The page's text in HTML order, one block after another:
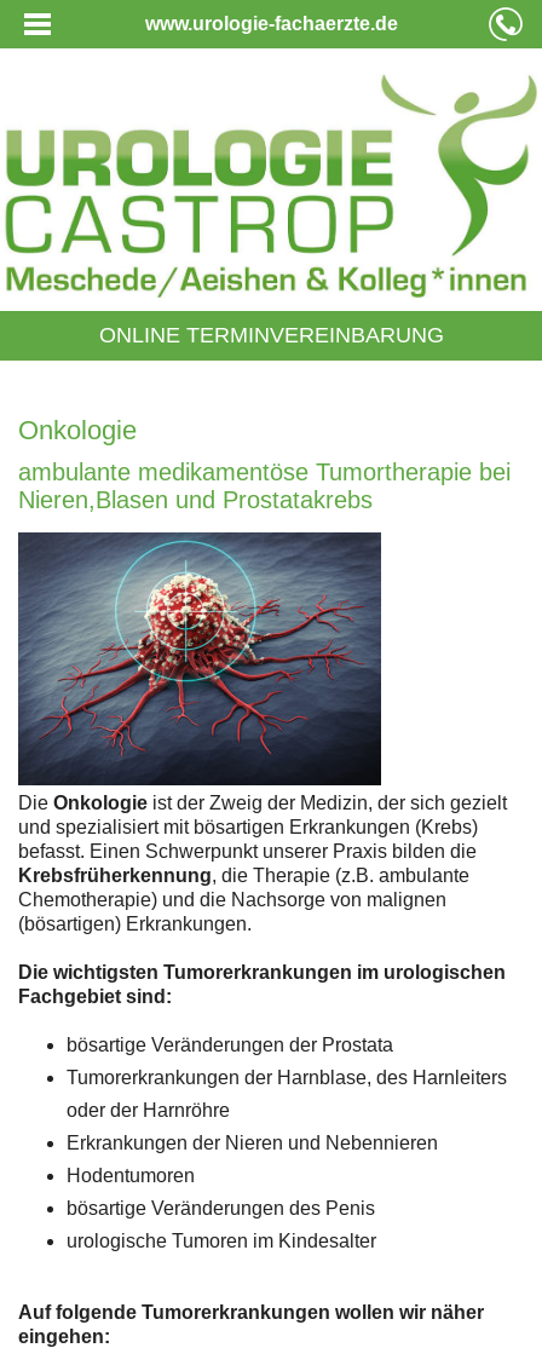
www.urologie-fachaerzte.de
ONLINE TERMINVEREINBARUNG
Onkologie
ambulante medikamentöse Tumortherapie bei
Nieren,Blasen und Prostatakrebs
Die Onkologie ist der Zweig der Medizin, der sich gezielt
und spezialisiert mit bösartigen Erkrankungen (Krebs)
befasst. Einen Schwerpunkt unserer Praxis bilden die
Krebsfrüherkennung, die Therapie (z.B. ambulante
Chemotherapie) und die Nachsorge von malignen
(bösartigen) Erkrankungen.
Die wichtigsten Tumorerkrankungen im urologischen
Fachgebiet sind:
bösartige Veränderungen der Prostata
Tumorerkrankungen der Harnblase, des Harnleiters
oder der Harnröhre
Erkrankungen der Nieren und Nebennieren
Hodentumoren
bösartige Veränderungen des Penis
urologische Tumoren im Kindesalter
Auf folgende Tumorerkrankungen wollen wir näher
eingehen: